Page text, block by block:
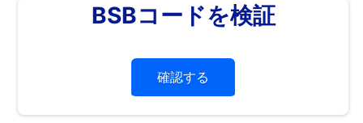
BSBコードを検証
確認する